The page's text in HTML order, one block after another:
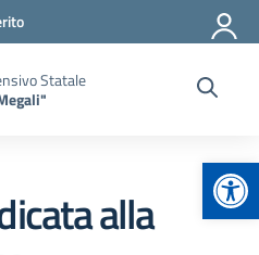
Statale
alla